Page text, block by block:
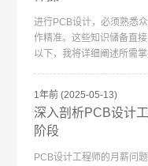
进行PCB设计，必须熟悉
作精准。这些知识储备直
以下，我将详细阐述所需
1年前(2025-05-13)
深入剖析PCB设计
阶段
PCB设计工程师的月薪问